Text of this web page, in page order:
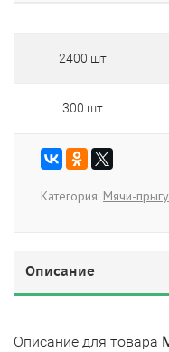
2400 шт
300 шт
Категория: Мячи-
Описание
Описание для товара